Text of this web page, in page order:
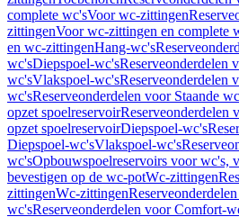
complete wc'sVoor wc-zittingen
zittingenVoor wc-zittingen en complete
en wc-zittingenHang-wc's
wc'sDiepspoel-wc'sReserveonderdelen
wc'sVlakspoel-wc'sReserveonderdelen
wc'sReserveonderdelen voor Staande
opzet spoelreservoirReserveonderdelen
opzet spoelreservoirDiepspoel-wc's
Diepspoel-wc'sVlakspoel-wc's
wc'sOpbouwspoelreservoirs voor wc's,
bevestigen op de wc-potWc-zittingen
zittingenWc-zittingen
wc'sReserveonderdelen voor Comfort-